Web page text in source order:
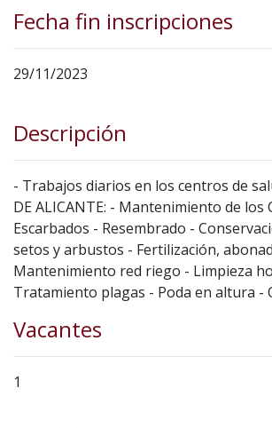
Fecha fin inscripciones
29/11/2023
Descripción
- Trabajos diarios en los centros de
DE ALICANTE: - Mantenimiento de los
Escarbados - Resembrado -
setos y arbustos - Fertilización,
Mantenimiento red riego - Limpieza
Tratamiento plagas - Poda en altura -
Vacantes
1